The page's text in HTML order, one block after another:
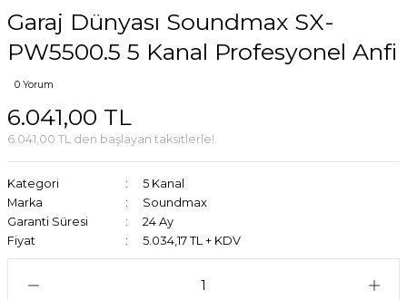
Garaj Dünyası Soundmax SX-
PW5500.5 5 Kanal Profesyonel Anfi
0 Yorum
6.041,00 TL
6.041,00 TL den başlayan taksitlerle!
Kategori
5 Kanal
Marka
Soundmax
Garanti Süresi
24 Ay
Fiyat
5.034,17 TL + KDV